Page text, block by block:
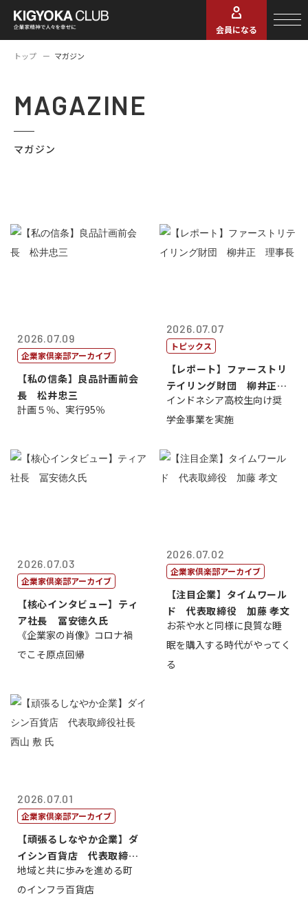
会員になる
トップ マガジン
MAGAZINE
マガジン
2026.07.09
企業家倶楽部アーカイブ
【私の信条】良品計画前会
長 松井忠三
計画５％、実行95％
2026.07.07
トピックス
【レポート】ファーストリ
テイリング財団 柳井正
理事長
インドネシア高校生向け奨
学金事業を実施
2026.07.03
企業家倶楽部アーカイブ
【核心インタビュー】ティ
ア社長 冨安徳久氏
《企業家の肖像》コロナ禍
でこそ原点回帰
2026.07.02
企業家倶楽部アーカイブ
【注目企業】タイムワール
ド 代表取締役 加藤 孝文
お茶や水と同様に良質な睡
眠を購入する時代がやってく
る
2026.07.01
企業家倶楽部アーカイブ
【頑張るしなやか企業】ダ
イシン百貨店 代表取締役
社長 西山 ...
地域と共に歩みを進める町
のインフラ百貨店